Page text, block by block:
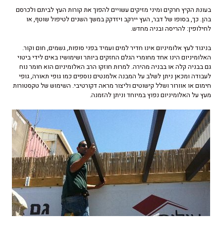
בעונת הקיץ חרקים ומיני מזיקים עשויים להפוך את קורות העץ לביתם ולכרסם
בהן. כך, בסופו של דבר, העץ יירקב ויזדקק במשך השנים לטיפול שוטף, או
לחילופין: להריסה ובניה מחדש.
בניגוד לעץ אלומיניום אינו חדיר למים ועמיד בפני סופות, גשמים, חום וקור.
האלומיניום הינו אחד מחומרי הגלם החזקים ביותר ושימושיו באים לידי ביטוי
גם בבניה קלה או בבניה מהירה. למרות חוזקו הרב האלומיניום הוא חומר נוח
לעבודה ומכאן ניתן לשלב על המבנה אלמנטים נוספים כמו גופי תאורה, גופי
חימום או אוורור ושלל קישוטים וליצור מראה דקורטיבי. השימוש של טקסטורות
מעץ על האלומיניום נפוץ במיוחד וניתן להזמנה.